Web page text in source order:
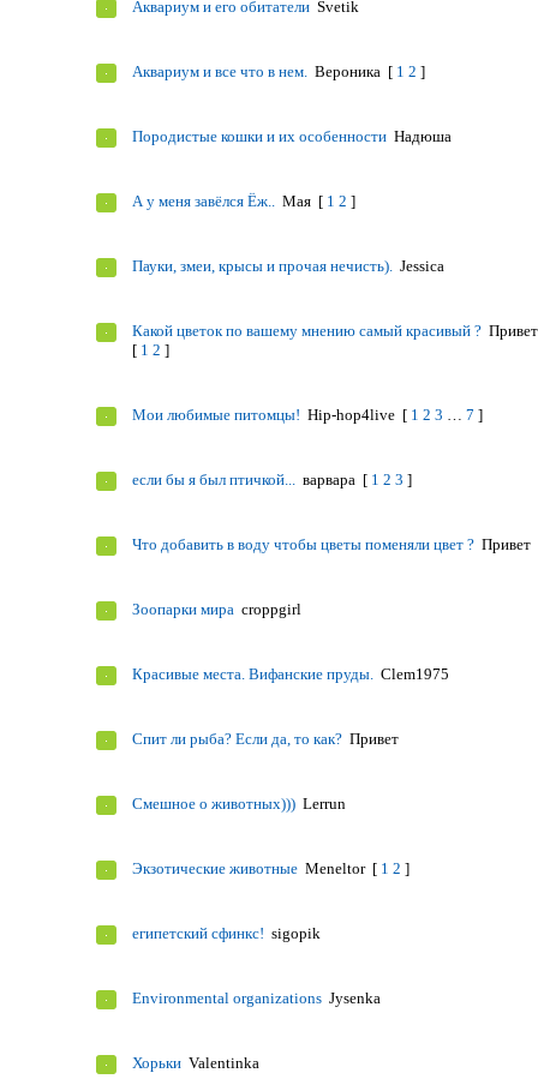
Аквариум и его обитатели Svetik
Аквариум и все что в нем. Веpоникa [ 1 2 ]
Породистые кошки и их особенности Надюша
А у меня завёлся Ёж.. Мая [ 1 2 ]
Пауки, змеи, крысы и прочая нечисть). Jessica
Какой цветок по вашему мнению самый красивый ? Привет
[ 1 2 ]
Мои любимые питомцы! Hip-hop4live [ 1 2 3 … 7 ]
если бы я был птичкой... варвара [ 1 2 3 ]
Что добавить в воду чтобы цветы поменяли цвет ? Привет
Зоопарки мира croppgirl
Красивые места. Вифанские пруды. Clem1975
Спит ли рыба? Если да, то как? Привет
Смешное о животных))) Lerrun
Экзотические животные Meneltоr [ 1 2 ]
египетский сфинкс! sigopik
Environmental organizations Jysenka
Хорьки Valentinka